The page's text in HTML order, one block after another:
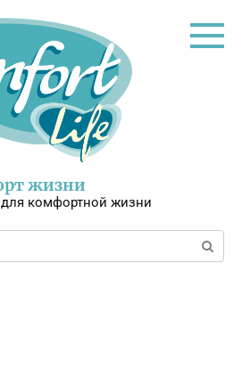
жизни
комфортной жизни